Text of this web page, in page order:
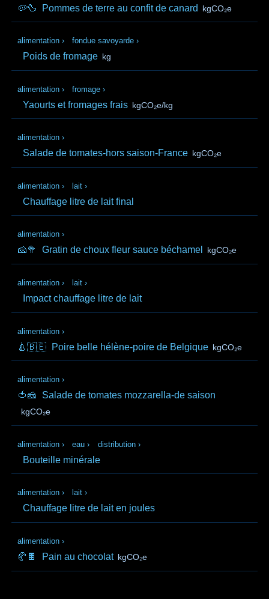
🥔🦆 Pommes de terre au confit de canard kgCO₂e
alimentation › fondue savoyarde ›
Poids de fromage kg
alimentation › fromage ›
Yaourts et fromages frais kgCO₂e/kg
alimentation ›
Salade de tomates-hors saison-France kgCO₂e
alimentation › lait ›
Chauffage litre de lait final
alimentation ›
🧀🥦 Gratin de choux fleur sauce béchamel kgCO₂e
alimentation › lait ›
Impact chauffage litre de lait
alimentation ›
🍐🇧🇪 Poire belle hélène-poire de Belgique kgCO₂e
alimentation ›
🍅🧀 Salade de tomates mozzarella-de saison
kgCO₂e
alimentation › eau › distribution ›
Bouteille minérale
alimentation › lait ›
Chauffage litre de lait en joules
alimentation ›
🥐🍫 Pain au chocolat kgCO₂e